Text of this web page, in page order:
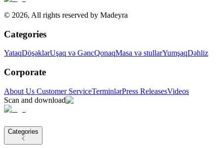
© 2026, All rights reserved by Madeyra
Categories
YataqDöşəklərUşaq və GəncQonaqMasa və stullarYumşaqDəhliz
Corporate
About Us Customer ServiceTerminlərPress ReleasesVideos
Scan and download
Categories